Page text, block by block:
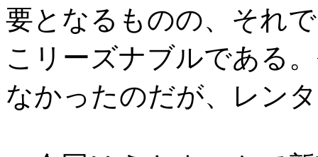
要となるものの、それ
こリーズナブルである
なかったのだが、レン